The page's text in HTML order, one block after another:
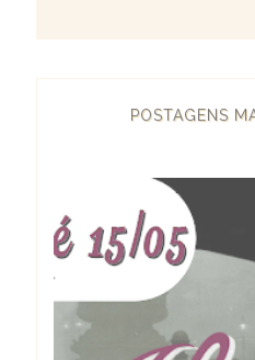
POSTAGENS